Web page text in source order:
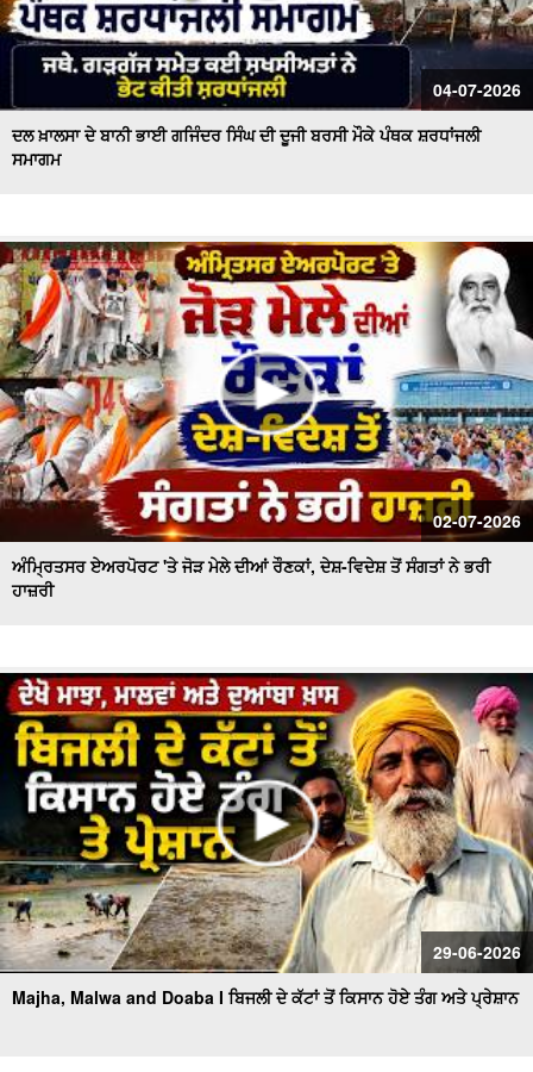
04-07-2026
ਦਲ ਖ਼ਾਲਸਾ ਦੇ ਬਾਨੀ ਭਾਈ ਗਜਿੰਦਰ ਸਿੰਘ ਦੀ ਦੂਜੀ ਬਰਸੀ ਮੌਕੇ ਪੰਥਕ ਸ਼ਰਧਾਂਜਲੀ
ਸਮਾਗਮ
02-07-2026
ਅੰਮ੍ਰਿਤਸਰ ਏਅਰਪੋਰਟ 'ਤੇ ਜੋੜ ਮੇਲੇ ਦੀਆਂ ਰੌਣਕਾਂ, ਦੇਸ਼-ਵਿਦੇਸ਼ ਤੋਂ ਸੰਗਤਾਂ ਨੇ ਭਰੀ
ਹਾਜ਼ਰੀ
29-06-2026
Majha, Malwa and Doaba I ਬਿਜਲੀ ਦੇ ਕੱਟਾਂ ਤੋਂ ਕਿਸਾਨ ਹੋਏ ਤੰਗ ਅਤੇ ਪ੍ਰੇਸ਼ਾਨ